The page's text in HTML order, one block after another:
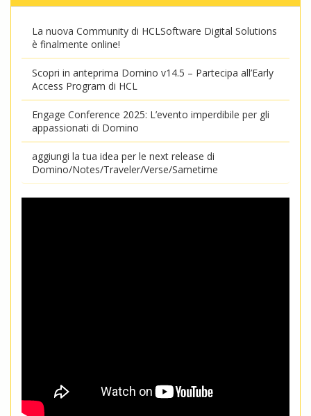
La nuova Community di HCLSoftware Digital Solutions
è finalmente online!
Scopri in anteprima Domino v14.5 – Partecipa all’Early
Access Program di HCL
Engage Conference 2025: L’evento imperdibile per gli
appassionati di Domino
aggiungi la tua idea per le next release di
Domino/Notes/Traveler/Verse/Sametime